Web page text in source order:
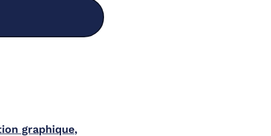
graphique,